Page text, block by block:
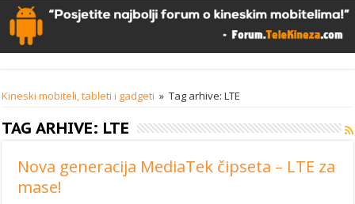
Kineski mobiteli, tableti i gadgeti » Tag arhive: LTE
TAG ARHIVE: LTE
Nova generacija MediaTek čipseta – LTE za
mase!